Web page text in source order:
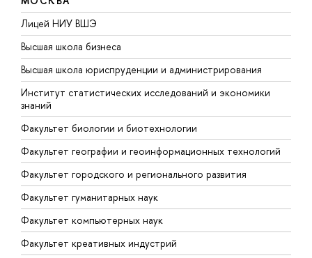
Лицей НИУ ВШЭ
Высшая школа бизнеса
Высшая школа юриспруденции и администрирования
Институт статистических исследований и экономики
знаний
Факультет биологии и биотехнологии
Факультет географии и геоинформационных технологий
Факультет городского и регионального развития
Факультет гуманитарных наук
Факультет компьютерных наук
Факультет креативных индустрий